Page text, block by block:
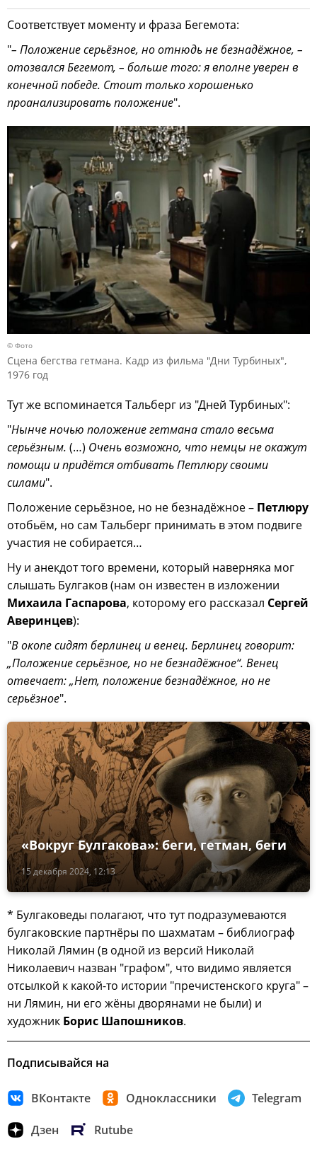
Соответствует моменту и фраза Бегемота:
"– Положение серьёзное, но отнюдь не безнадёжное, –
отозвался Бегемот, – больше того: я вполне уверен в
конечной победе. Стоит только хорошенько
проанализировать положение".
© Фото
Сцена бегства гетмана. Кадр из фильма "Дни Турбиных",
1976 год
Тут же вспоминается Тальберг из "Дней Турбиных":
"Нынче ночью положение гетмана стало весьма
серьёзным. (…) Очень возможно, что немцы не окажут
помощи и придётся отбивать Петлюру своими
силами".
Положение серьёзное, но не безнадёжное – Петлюру
отобьём, но сам Тальберг принимать в этом подвиге
участия не собирается…
Ну и анекдот того времени, который наверняка мог
слышать Булгаков (нам он известен в изложении
Михаила Гаспарова, которому его рассказал Сергей
Аверинцев):
"В окопе сидят берлинец и венец. Берлинец говорит:
„Положение серьёзное, но не безнадёжное“. Венец
отвечает: „Нет, положение безнадёжное, но не
серьёзное".
15 декабря 2024, 12:13
«Вокруг Булгакова»: беги, гетман, беги
* Булгаковеды полагают, что тут подразумеваются
булгаковские партнёры по шахматам – библиограф
Николай Лямин (в одной из версий Николай
Николаевич назван "графом", что видимо является
отсылкой к какой-то истории "пречистенского круга" –
ни Лямин, ни его жёны дворянами не были) и
художник Борис Шапошников.
Подписывайся на
ВКонтакте Одноклассники Telegram
Дзен Rutube